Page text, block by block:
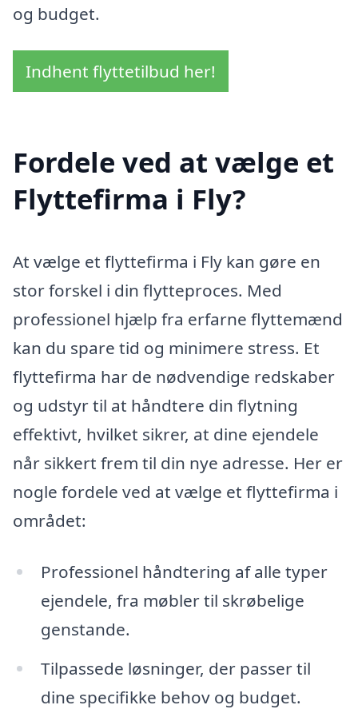
og budget.
Indhent flyttetilbud her!
Fordele ved at vælge et
Flyttefirma i Fly?
At vælge et flyttefirma i Fly kan gøre en
stor forskel i din flytteproces. Med
professionel hjælp fra erfarne flyttemænd
kan du spare tid og minimere stress. Et
flyttefirma har de nødvendige redskaber
og udstyr til at håndtere din flytning
effektivt, hvilket sikrer, at dine ejendele
når sikkert frem til din nye adresse. Her er
nogle fordele ved at vælge et flyttefirma i
området:
Professionel håndtering af alle typer
ejendele, fra møbler til skrøbelige
genstande.
Tilpassede løsninger, der passer til
dine specifikke behov og budget.